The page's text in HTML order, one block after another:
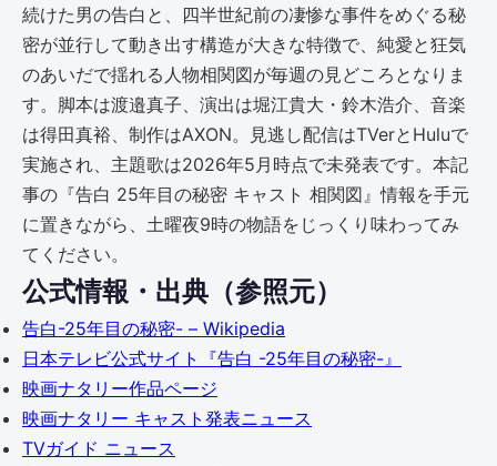
続けた男の告白と、四半世紀前の凄惨な事件をめぐる秘
密が並行して動き出す構造が大きな特徴で、純愛と狂気
のあいだで揺れる人物相関図が毎週の見どころとなりま
す。脚本は渡邉真子、演出は堀江貴大・鈴木浩介、音楽
は得田真裕、制作はAXON。見逃し配信はTVerとHuluで
実施され、主題歌は2026年5月時点で未発表です。本記
事の『告白 25年目の秘密 キャスト 相関図』情報を手元
に置きながら、土曜夜9時の物語をじっくり味わってみ
てください。
公式情報・出典（参照元）
告白-25年目の秘密- – Wikipedia
日本テレビ公式サイト『告白 -25年目の秘密-』
映画ナタリー作品ページ
映画ナタリー キャスト発表ニュース
TVガイド ニュース